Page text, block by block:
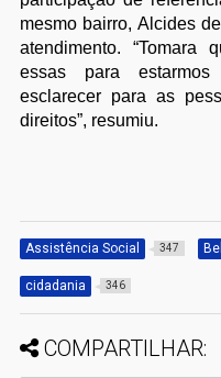
mesmo bairro, Alcides
atendimento. “Tomara
essas para
esclarecer para as
direitos”, resumiu.
Assistência Social 347
cidadania 346
COMPARTILHAR: